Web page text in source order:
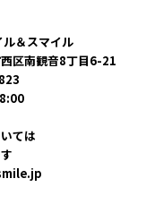
ル＆スマイル
区南観音8丁目6-21
ては